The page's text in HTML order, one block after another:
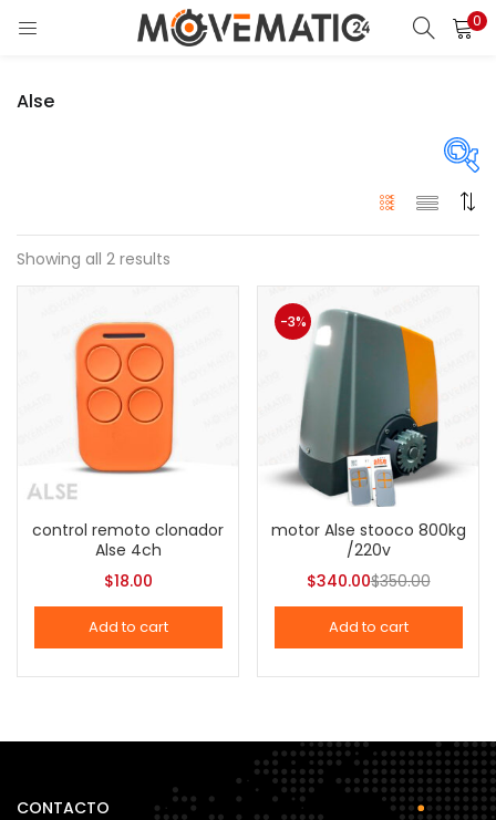
0
Alse
Price
Precio:
En stock
En oferta
Categories
Categories
Color
Showing all 2 results
control remoto clonador
Alse 4ch
$18.00
Add to cart
-3%
motor Alse stooco 800kg
/220v
$340.00$350.00
Add to cart
CONTACTO
LOGIN
Enter your username and password to login.
Remember me